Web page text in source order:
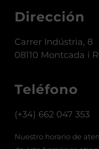
Dirección
Carrer Indústria, 8
08110 Montcada i
Teléfono
(+34) 662 047 353
Nuestro horario de